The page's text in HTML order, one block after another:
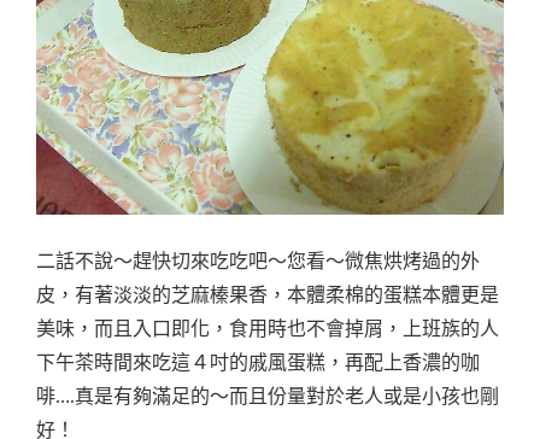
二話不說～趕快切來吃吃吧～您看～微焦烘烤過的外
皮，有著淡淡的芝麻榛果香，本體柔棉的蛋糕本體更是
美味，而且入口即化，食用時也不會掉屑，上班族的人
下午茶時間來吃這４吋的戚風蛋糕，再配上香濃的咖
啡….真是有夠滿足的～而且份量對於老人或是小孩也剛
好！